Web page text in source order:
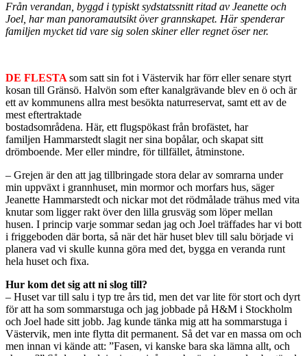
Från verandan, byggd i typiskt sydstatssnitt ritad av Jeanette och
Joel, har man panoramautsikt över grannskapet. Här spenderar
familjen mycket tid vare sig solen skiner eller regnet öser ner.
DE FLESTA som satt sin fot i Västervik har förr eller senare styrt
kosan till Gränsö. Halvön som efter kanalgrävande blev en ö och är
ett av kommunens allra mest besökta naturreservat, samt ett av de
mest eftertraktade
bostadsområdena. Här, ett flugspökast från brofästet, har
familjen Hammarstedt slagit ner sina bopålar, och skapat sitt
drömboende. Mer eller mindre, för tillfället, åtminstone.
– Grejen är den att jag tillbringade stora delar av somrarna under
min uppväxt i grannhuset, min mormor och morfars hus, säger
Jeanette Hammarstedt och nickar mot det rödmålade trähus med vita
knutar som ligger rakt över den lilla grusväg som löper mellan
husen. I princip varje sommar sedan jag och Joel träffades har vi bott
i friggeboden där borta, så när det här huset blev till salu började vi
planera vad vi skulle kunna göra med det, bygga en veranda runt
hela huset och fixa.
Hur kom det sig att ni slog till?
– Huset var till salu i typ tre års tid, men det var lite för stort och dyrt
för att ha som sommarstuga och jag jobbade på H&M i Stockholm
och Joel hade sitt jobb. Jag kunde tänka mig att ha sommarstuga i
Västervik, men inte flytta dit permanent. Så det var en massa om och
men innan vi kände att: ”Fasen, vi kanske bara ska lämna allt, och